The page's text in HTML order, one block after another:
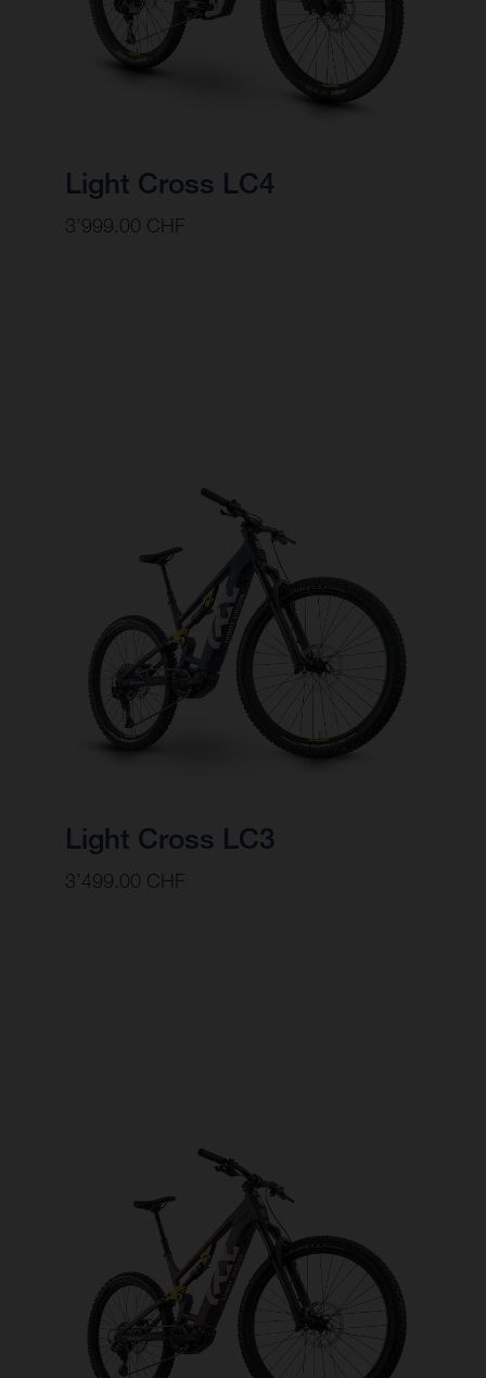
Light Cross LC4
3’999.00 CHF
Light Cross LC3
3’499.00 CHF